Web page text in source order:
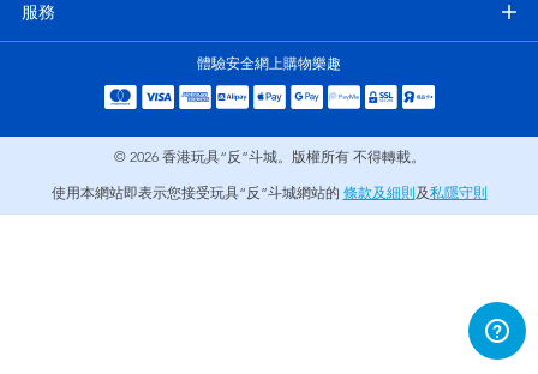
戶外及運動用品
角色扮演及造型系列
Globber高樂寶
服務
體驗安全網上購物樂趣
© 2026 香港玩具“反”斗城。版權所有 不得轉載。
使用本網站即表示您接受玩具“反”斗城網站的 條款及細則 及私隱守則